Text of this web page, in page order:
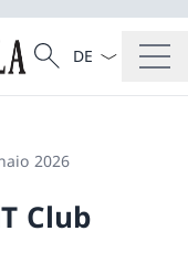
Cercare
Ricerca
Dal menu a
2026
Club